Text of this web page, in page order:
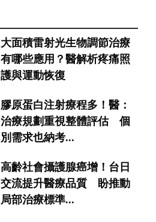
大面積雷射光生物調節治療
有哪些應用？醫解析疼痛照
護與運動恢復
膠原蛋白注射療程多！醫：
治療規劃重視整體評估 個
別需求也納考...
高齡社會攝護腺癌增！台日
交流提升醫療品質 盼推動
局部治療標準...